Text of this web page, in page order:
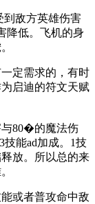
到敌方英雄伤害
降低。飞机的身
定需求的，有时
启迪的符文天赋
80�的魔法伤
技能ad加成。1技
放。所以总的来
或者普攻命中敌